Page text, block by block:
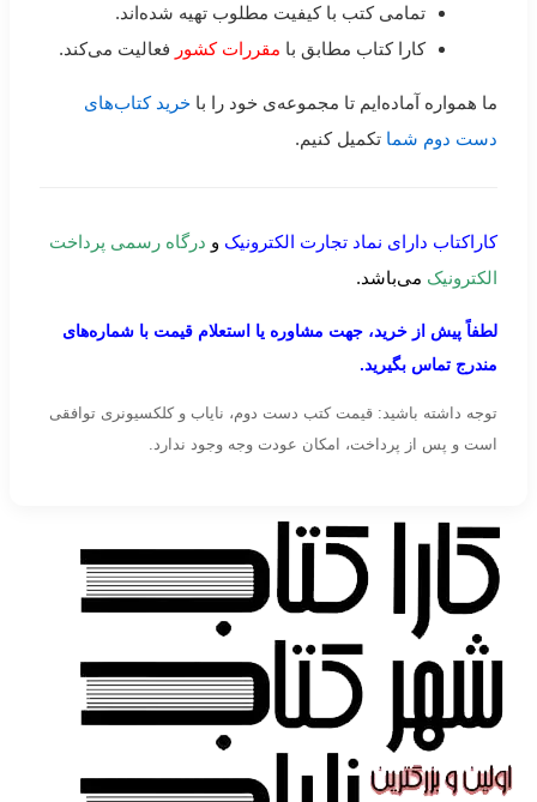
تمامی کتب با کیفیت مطلوب تهیه شده‌اند.
کارا کتاب مطابق با مقررات کشور فعالیت می‌کند.
ما همواره آماده‌ایم تا مجموعه‌ی خود را با خرید کتاب‌های
دست دوم شما تکمیل کنیم.
کاراکتاب دارای نماد تجارت الکترونیک و درگاه رسمی پرداخت
الکترونیک می‌باشد.
لطفاً پیش از خرید، جهت مشاوره یا استعلام قیمت با شماره‌های
مندرج تماس بگیرید.
توجه داشته باشید: قیمت کتب دست دوم، نایاب و کلکسیونری توافقی
است و پس از پرداخت، امکان عودت وجه وجود ندارد.